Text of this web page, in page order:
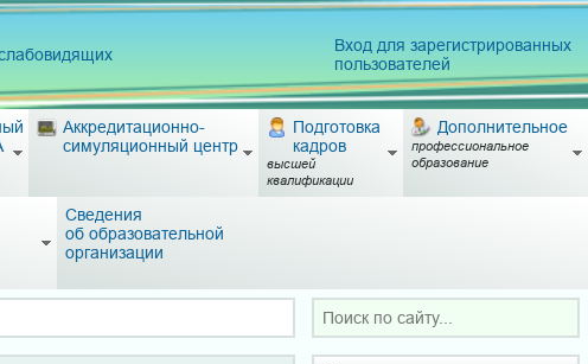
Вход для зарегистрированных
пользователей
Аккредитационно-
симуляционный центр
Подготовка
кадров
высшей
квалификации
Дополнительное
профессиональное
образование
Сведения
об образовательной
организации